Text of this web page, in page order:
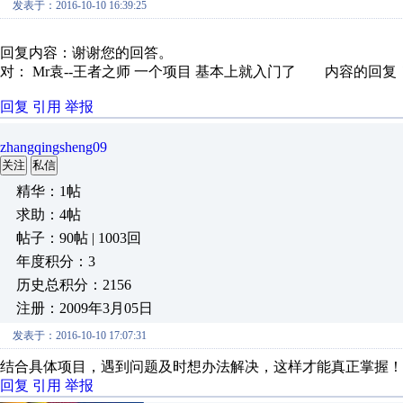
发表于：2016-10-10 16:39:25
回复内容： 谢谢您的回答。
对： Mr袁--王者之师 一个项目 基本上就入门了 内容的回复
回复 引用 举报
zhangqingsheng09
关注 私信
精华：1帖
求助：4帖
帖子：90帖 | 1003回
年度积分：3
历史总积分：2156
注册：2009年3月05日
发表于：2016-10-10 17:07:31
结合具体项目，遇到问题及时想办法解决，这样才能真正掌握
回复 引用 举报